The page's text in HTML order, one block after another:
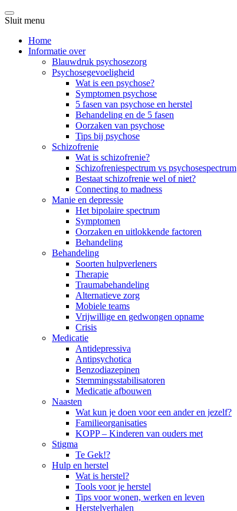
Sluit menu
Home
Informatie over
Blauwdruk psychosezorg
Psychosegevoeligheid
Wat is een psychose?
Symptomen psychose
5 fasen van psychose en herstel
Behandeling en de 5 fasen
Oorzaken van psychose
Tips bij psychose
Schizofrenie
Wat is schizofrenie?
Schizofreniespectrum vs psychosespectrum
Bestaat schizofrenie wel of niet?
Connecting to madness
Manie en depressie
Het bipolaire spectrum
Symptomen
Oorzaken en uitlokkende factoren
Behandeling
Behandeling
Soorten hulpverleners
Therapie
Traumabehandeling
Alternatieve zorg
Mobiele teams
Vrijwillige en gedwongen opname
Crisis
Medicatie
Antidepressiva
Antipsychotica
Benzodiazepinen
Stemmingsstabilisatoren
Medicatie afbouwen
Naasten
Wat kun je doen voor een ander en jezelf?
Familieorganisaties
KOPP – Kinderen van ouders met
Stigma
Te Gek!?
Hulp en herstel
Wat is herstel?
Tools voor je herstel
Tips voor wonen, werken en leven
Herstelverhalen